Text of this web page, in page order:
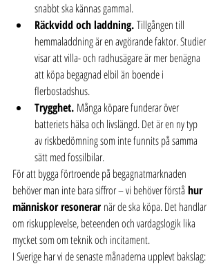
snabbt ska kännas gammal.
Räckvidd och laddning. Tillgången till
hemmaladdning är en avgörande faktor. Studier
visar att villa- och radhusägare är mer benägna
att köpa begagnad elbil än boende i
flerbostadshus.
Trygghet. Många köpare funderar över
batteriets hälsa och livslängd. Det är en ny typ
av riskbedömning som inte funnits på samma
sätt med fossilbilar.
För att bygga förtroende på begagnatmarknaden
behöver man inte bara siffror – vi behöver förstå hur
människor resonerar när de ska köpa. Det handlar
om riskupplevelse, beteenden och vardagslogik lika
mycket som om teknik och incitament.
I Sverige har vi de senaste månaderna upplevt bakslag: